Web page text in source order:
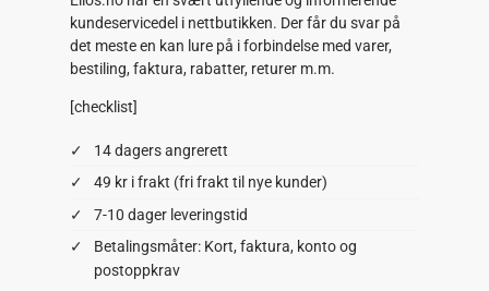
kundeservicedel i nettbutikken. Der får du svar på
det meste en kan lure på i forbindelse med varer,
bestiling, faktura, rabatter, returer m.m.
[checklist]
14 dagers angrerett
49 kr i frakt (fri frakt til nye kunder)
7-10 dager leveringstid
Betalingsmåter: Kort, faktura, konto og
postoppkrav